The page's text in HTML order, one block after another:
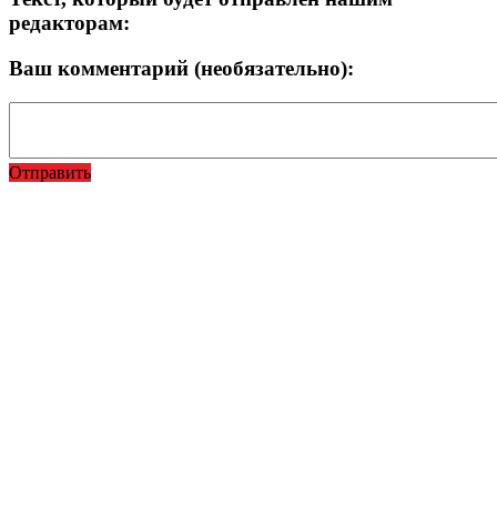
редакторам:
Ваш комментарий (необязательно):
Отправить